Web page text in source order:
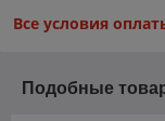
Все условия
Подобные